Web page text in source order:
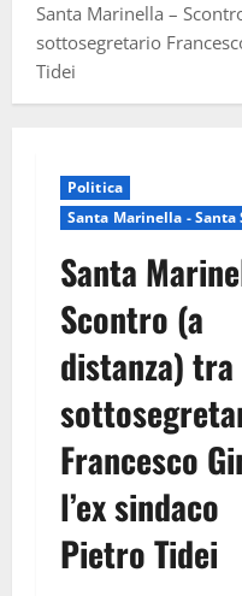
Santa Marinella –
sottosegretario
Tidei
Politica
Santa Marinella - Santa
Santa
Scontro (a
distanza) tra
Francesco
l’ex sindaco
Pietro Tidei